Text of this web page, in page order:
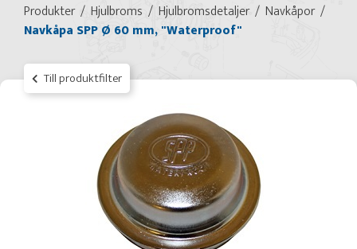
Produkter Hjulbroms Hjulbromsdetaljer
Navkåpor
Navkåpa SPP Ø 60 mm, "Waterproof"
Till produktfilter